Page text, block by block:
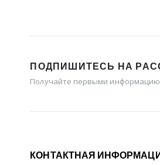
ПОДПИШИТЕСЬ НА
Получайте первыми информацию
КОНТАКТНАЯ